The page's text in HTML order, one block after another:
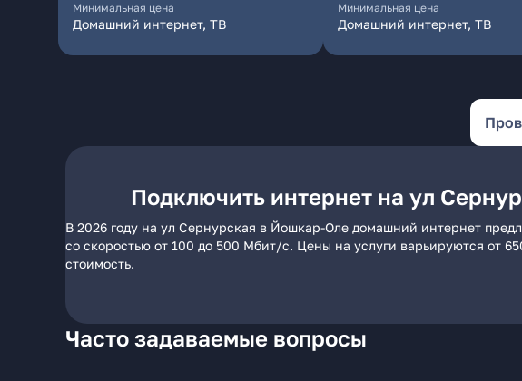
Минимальная цена
Домашний интернет, ТВ
Минимальная цена
Домашний интернет, ТВ
Подключить интернет на ул
В 2026 году на ул Сернурская в Йошкар-Оле домашний интернет
со скоростью от 100 до 500 Мбит/с. Цены на услуги варьируются от
стоимость.
Часто задаваемые вопросы